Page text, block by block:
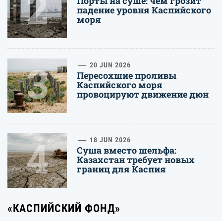
падение уровня Каспийского
моря
3 20 JUN 2026
Пересохшие проливы
Каспийского моря
провоцируют движение дюн
4 18 JUN 2026
Суша вместо шельфа:
Казахстан требует новых
границ для Каспия
«КАСПИЙСКИЙ ФОНД»